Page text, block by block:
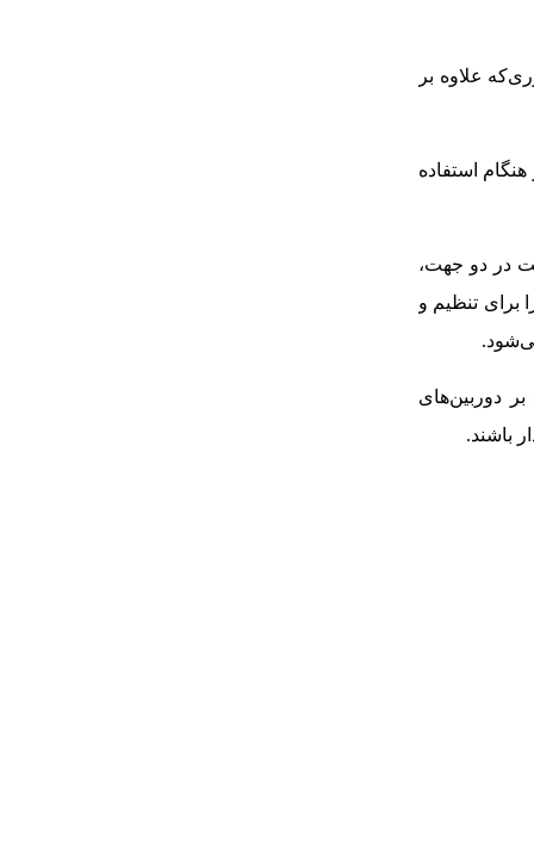
علاوه بر
استفاده
در دو جهت،
برای تنظیم و
که علاوه بر دوربین‌های
باشند.